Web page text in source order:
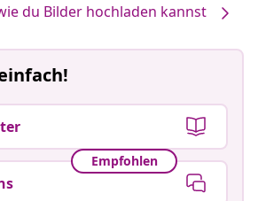
du Bilder hochladen kannst
Empfohlen